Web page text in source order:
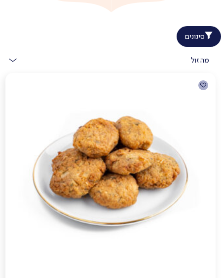
סינונים
מהזול